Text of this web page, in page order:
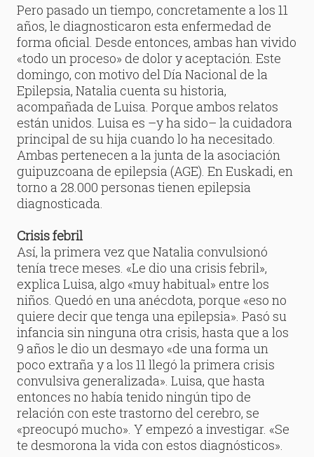
Pero pasado un tiempo, concretamente a los 11
años, le diagnosticaron esta enfermedad de
forma oficial. Desde entonces, ambas han vivido
«todo un proceso» de dolor y aceptación. Este
domingo, con motivo del Día Nacional de la
Epilepsia, Natalia cuenta su historia,
acompañada de Luisa. Porque ambos relatos
están unidos. Luisa es –y ha sido– la cuidadora
principal de su hija cuando lo ha necesitado.
Ambas pertenecen a la junta de la asociación
guipuzcoana de epilepsia (AGE). En Euskadi, en
torno a 28.000 personas tienen epilepsia
diagnosticada.
Crisis febril
Así, la primera vez que Natalia convulsionó
tenía trece meses. «Le dio una crisis febril»,
explica Luisa, algo «muy habitual» entre los
niños. Quedó en una anécdota, porque «eso no
quiere decir que tenga una epilepsia». Pasó su
infancia sin ninguna otra crisis, hasta que a los
9 años le dio un desmayo «de una forma un
poco extraña y a los 11 llegó la primera crisis
convulsiva generalizada». Luisa, que hasta
entonces no había tenido ningún tipo de
relación con este trastorno del cerebro, se
«preocupó mucho». Y empezó a investigar. «Se
te desmorona la vida con estos diagnósticos».